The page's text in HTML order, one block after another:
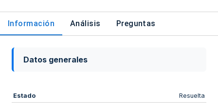
Información Análisis Preguntas
Datos generales
Estado Resuelta